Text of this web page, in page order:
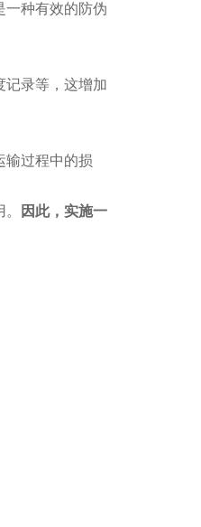
一种有效的防伪
记录等，这增加
输过程中的损
因此，实施一